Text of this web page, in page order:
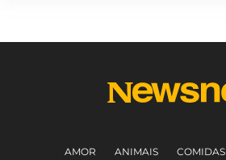
AMOR ANIMAIS COMIDAS